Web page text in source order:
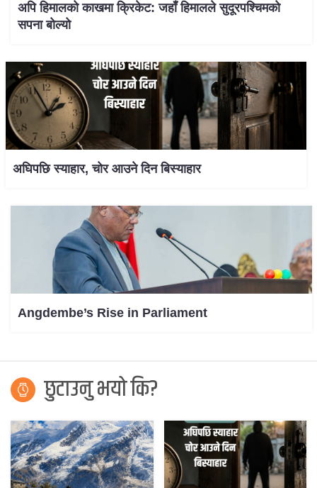
अपि हिमालको काखमा क्रिकेट: जहाँ हिमालले सुदूरपश्चिमको
सपना बोल्यो
अघिपछि स्याहार, चोर आउने दिन बिस्याहार
Angdembe’s Rise in Parliament
छुटाउनु भयो कि?